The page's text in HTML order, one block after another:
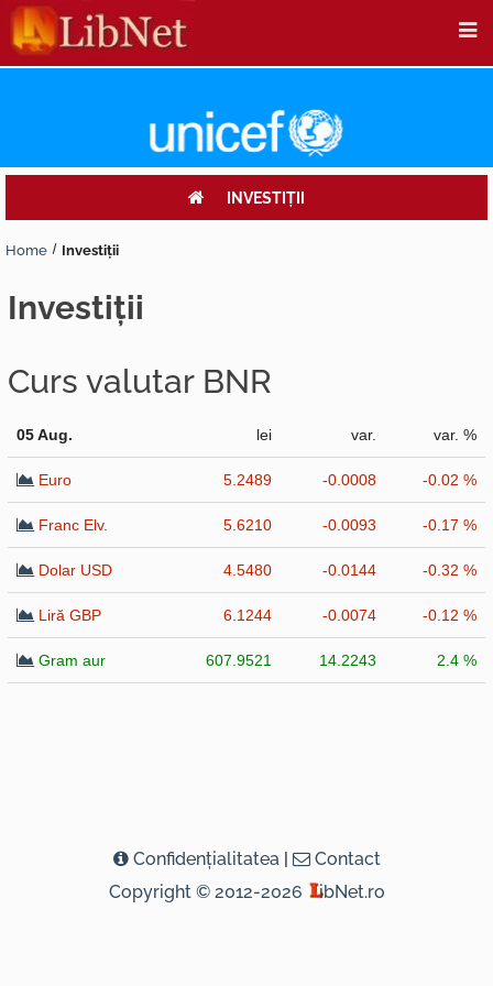
INVESTIŢII
Home Investiţii
investiţii
Curs valutar BNR
05 Aug. lei var. var. %
Euro 5.2489 -0.0008 -0.02 %
Franc Elv. 5.6210 -0.0093 -0.17 %
Dolar USD 4.5480 -0.0144 -0.32 %
Liră GBP 6.1244 -0.0074 -0.12 %
Gram aur 607.9521 14.2243 2.4 %
Confidenţialitatea |
Contact
Copyright © 2012-2026
ibNet.ro